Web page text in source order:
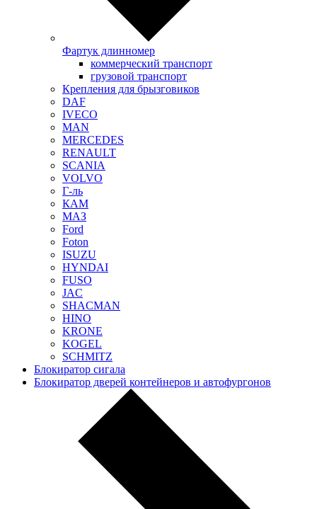
Фартук длинномер
коммерческий транспорт
грузовой транспорт
Крепления для брызговиков
DAF
IVECO
MAN
MERCEDES
RENAULT
SCANIA
VOLVO
Г-ль
КАМ
МАЗ
Ford
Foton
ISUZU
HYNDAI
FUSO
JAC
SHACMAN
HINO
KRONE
KOGEL
SCHMITZ
Блокиратор сигала
Блокиратор дверей контейнеров и автофургонов